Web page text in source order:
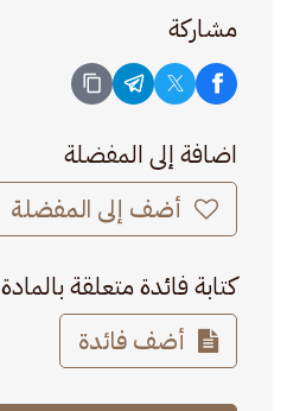
مشاركة
اضافة إلى المفضلة
أضف إلى المفضلة
كتابة فائدة متعلقة بالمادة
أضف فائدة